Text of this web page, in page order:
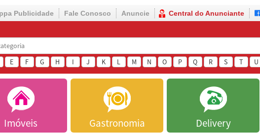
Publicidade Fale Conosco Anuncie Central do Anunciante
E F G H I J K L M N O P Q R S T U
Imóveis Gastronomia Delivery